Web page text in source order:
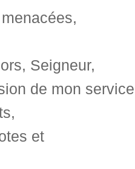
Seigneur,
de mon
et